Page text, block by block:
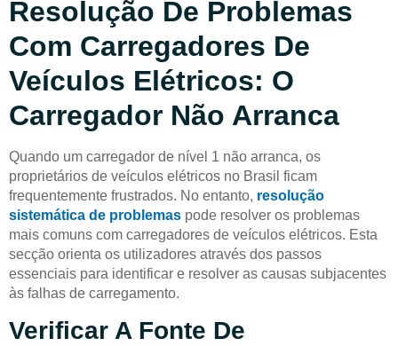
Resolução De Problemas
Com Carregadores De
Veículos Elétricos: O
Carregador Não Arranca
Quando um carregador de nível 1 não arranca, os
proprietários de veículos elétricos no Brasil ficam
frequentemente frustrados. No entanto, resolução
sistemática de problemas pode resolver os problemas
mais comuns com carregadores de veículos elétricos. Esta
secção orienta os utilizadores através dos passos
essenciais para identificar e resolver as causas subjacentes
às falhas de carregamento.
Verificar A Fonte De